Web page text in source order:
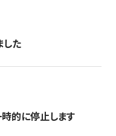
した
的に停止します